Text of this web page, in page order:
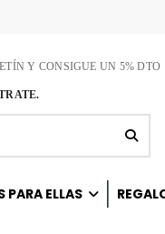
Y CONSIGUE UN 5% DTO
PARA ELLAS